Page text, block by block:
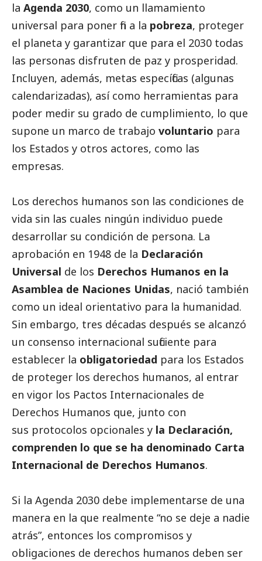
la Agenda 2030, como un llamamiento
universal para poner fin a la pobreza, proteger
el planeta y garantizar que para el 2030 todas
las personas disfruten de paz y prosperidad.
Incluyen, además, metas específicas (algunas
calendarizadas), así como herramientas para
poder medir su grado de cumplimiento, lo que
supone un marco de trabajo voluntario para
los Estados y otros actores, como las
empresas.
Los derechos humanos son las condiciones de
vida sin las cuales ningún individuo puede
desarrollar su condición de persona. La
aprobación en 1948 de la Declaración
Universal de los Derechos Humanos en la
Asamblea de Naciones Unidas, nació también
como un ideal orientativo para la humanidad.
Sin embargo, tres décadas después se alcanzó
un consenso internacional suficiente para
establecer la obligatoriedad para los Estados
de proteger los derechos humanos, al entrar
en vigor los Pactos Internacionales de
Derechos Humanos que, junto con
sus protocolos opcionales y la Declaración,
comprenden lo que se ha denominado Carta
Internacional de Derechos Humanos.
Si la Agenda 2030 debe implementarse de una
manera en la que realmente “no se deje a nadie
atrás”, entonces los compromisos y
obligaciones de derechos humanos deben ser